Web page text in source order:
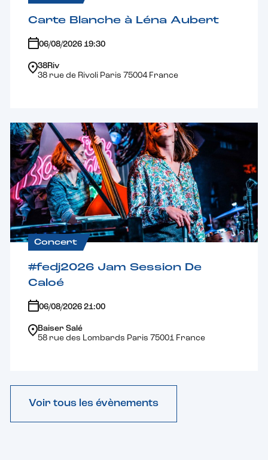
Carte Blanche à Léna Aubert
06/08/2026 19:30
38Riv
38 rue de Rivoli Paris 75004 France
Concert
#fedj2026 Jam Session De
Caloé
06/08/2026 21:00
Baiser Salé
58 rue des Lombards Paris 75001 France
Voir tous les évènements